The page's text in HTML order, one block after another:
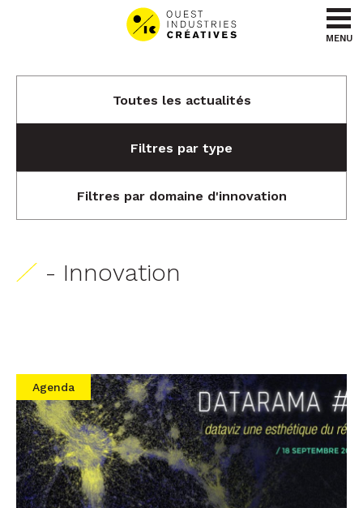
Aller au menu
Aller au contenu
MENU
Toutes les actualités
Filtres par type
Filtres par domaine d'innovation
- Innovation
Agenda